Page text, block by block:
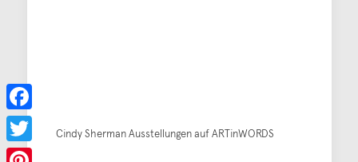
Cindy Sherman Ausstellungen auf ARTinWORDS
Facebook
Twitter